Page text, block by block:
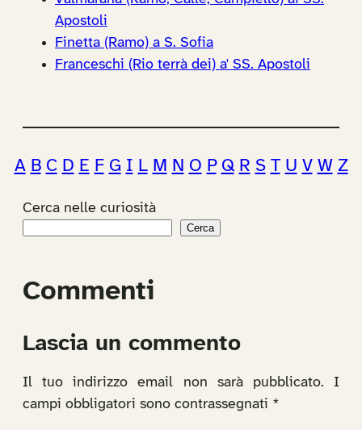
Apostoli
Finetta (Ramo) a S. Sofia
Franceschi (Rio terrà dei) a' SS. Apostoli
A B C D E F G I L M N O P Q R S T U V W Z
Cerca nelle curiosità
Cerca
Commenti
Lascia un commento
Il tuo indirizzo email non sarà pubblicato.
I
campi obbligatori sono contrassegnati *